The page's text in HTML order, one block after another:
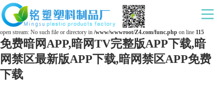
Warning: mkdir(): No space left on device in/www/wwwroot/Z4.com/func.php on line127
Warning: file_put_contents(./cachefile_yuan/ds169.com/cache/b6/c16ac/2e801.html): failed to
open stream: No such file or directory in /www/wwwroot/Z4.com/func.php on line 115
免费暗网APP,暗网TV完整版APP下载,暗
网禁区最新版APP下载,暗网禁区APP免费
下载